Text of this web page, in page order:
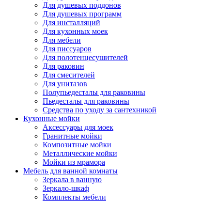
Для душевых поддонов
Для душевых программ
Для инсталляций
Для кухонных моек
Для мебели
Для писсуаров
Для полотенцесушителей
Для раковин
Для смесителей
Для унитазов
Полупьедесталы для раковины
Пьедесталы для раковины
Средства по уходу за сантехникой
Кухонные мойки
Аксессуары для моек
Гранитные мойки
Композитные мойки
Металлические мойки
Мойки из мрамора
Мебель для ванной комнаты
Зеркала в ванную
Зеркало-шкаф
Комплекты мебели